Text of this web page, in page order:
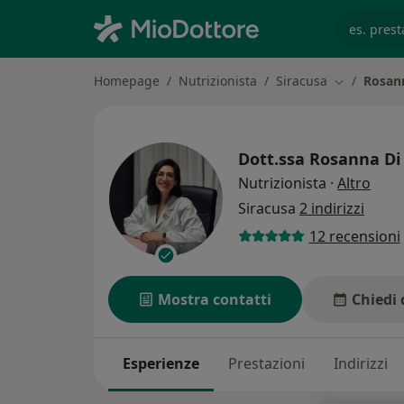
Homepage Nutrizionista Siracusa Cambia
Dott.ssa Rosanna
Nutrizionista · Altro
Siracusa 2 indirizzi
12 recensioni
Mostra contatti Chiedi
Esperienze Prestazioni Indirizzi